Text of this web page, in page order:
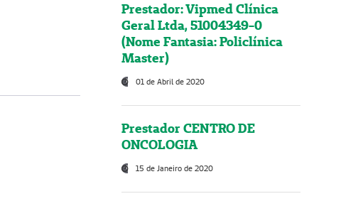
Prestador: Vipmed Clínica
Geral Ltda, 51004349-0
(Nome Fantasia: Policlínica
Master)
01 de Abril de 2020
Prestador CENTRO DE
ONCOLOGIA
15 de Janeiro de 2020